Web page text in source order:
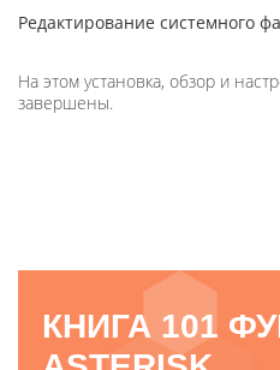
Редактирование системного
На этом установка, обзор и
завершены.
КНИГА 101